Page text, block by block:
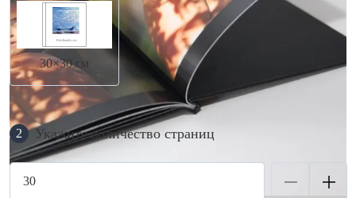
30×30 см
2 Укажите количество страниц